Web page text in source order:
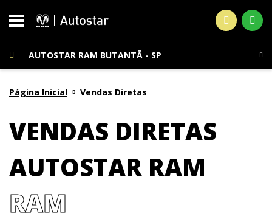
AUTOSTAR RAM BUTANTÃ - SP
Página Inicial Vendas Diretas
VENDAS DIRETAS
AUTOSTAR RAM
RAM